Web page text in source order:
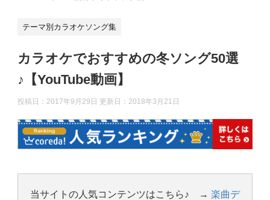
テーマ別カラオケソング集
カラオケでおすすめの冬ソング50選
♪【YouTube動画】
投稿日：2017年9月29日 更新日： 2018年3月21日
当サイトの人気コンテンツはこちら♪ → 楽曲デ